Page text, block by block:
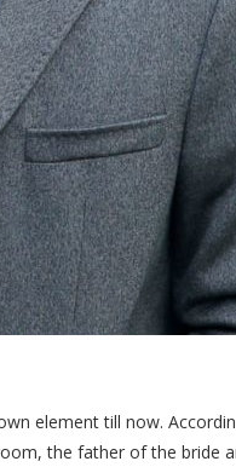
element till now.
the father of the bride